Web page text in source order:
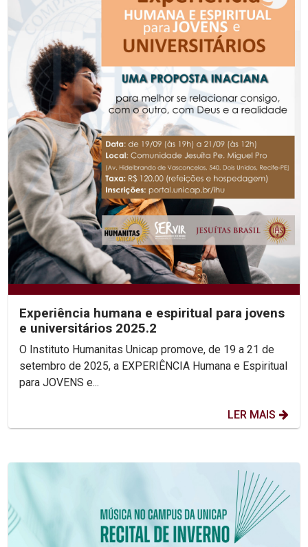
Experiência humana e espiritual para jovens
e universitários 2025.2
O Instituto Humanitas Unicap promove, de 19 a 21 de
setembro de 2025, a EXPERIÊNCIA Humana e Espiritual
para JOVENS e...
LER MAIS